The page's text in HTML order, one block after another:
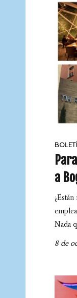
a
Nada
8 de